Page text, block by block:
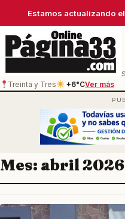
Estamos actualizando
Treinta y Tres
+6°CVer más
Mes: abril 2026